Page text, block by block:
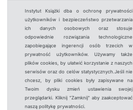
Instytut Książki dba o ochronę prywatności
użytkowników i bezpieczeństwo przetwarzania
ich danych osobowych oraz stosuje
odpowiednie rozwiązania technologiczne
zapobiegające ingerencji osób trzecich w
prywatność użytkowników. Używamy także
plików cookies, by ułatwić korzystanie z naszych
serwisów oraz do celów statystycznych.Jeśli nie
chcesz, by pliki cookies były zapisywane na
Twoim dysku zmień ustawienia swojej
przeglądarki. Kliknij "Zamknij" aby zaakceptować
naszą politykę prywatności.